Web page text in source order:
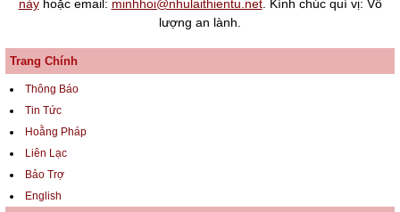
nàyhoặc email: minhhoi@nhulaithientu.net. Kính chúc quí vị: Vô
lượng an lành.
Trang Chính
Thông Báo
Tin Tức
Hoằng Pháp
Liên Lạc
Bảo Trợ
English